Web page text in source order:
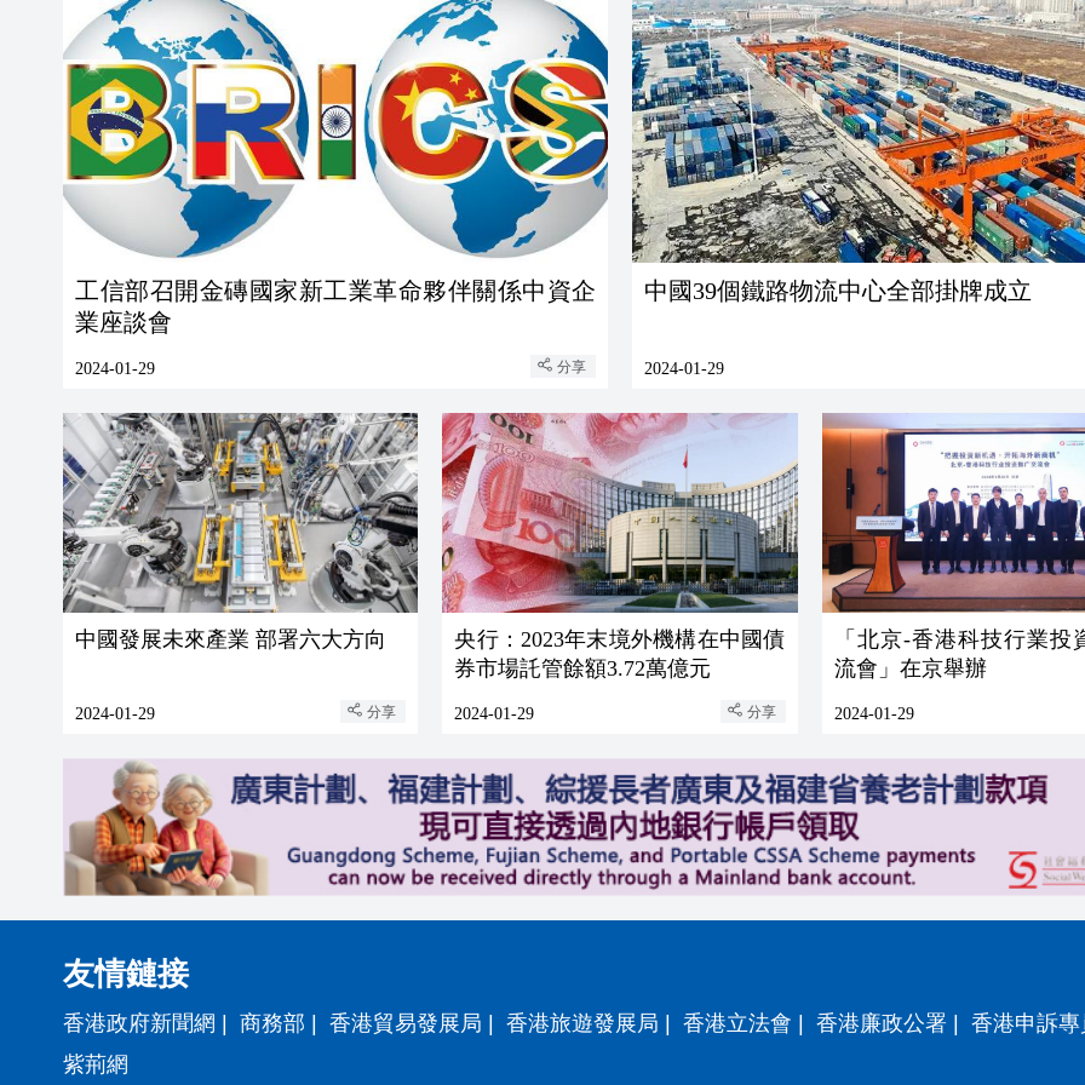
工信部召開金磚國家新工業革命夥伴關係中資企
業座談會
2024-01-29 分享
中國39個鐵路物流中心全部掛牌成立
2024-01-29
中國發展未來產業 部署六大方向
2024-01-29 分享
央行：2023年末境外機構在中國債
券市場託管餘額3.72萬億元
2024-01-29 分享
「北京-香港科技行業投
流會」在京舉辦
2024-01-29
友情鏈接
香港政府新聞網 | 商務部 | 香港貿易發展局 | 香港旅遊發展局 | 香港立法會 | 香港廉政公署 | 香港申訴
紫荊網